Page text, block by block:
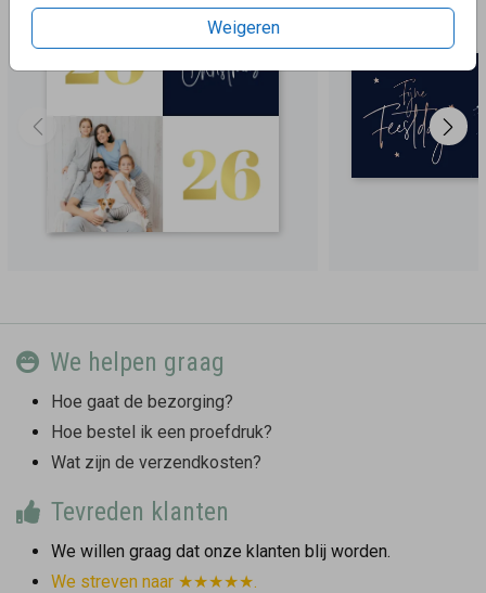
Weigeren
We helpen graag
Hoe gaat de bezorging?
Hoe bestel ik een proefdruk?
Wat zijn de verzendkosten?
Tevreden klanten
We willen graag dat onze klanten blij worden.
We streven naar ★★★★★.